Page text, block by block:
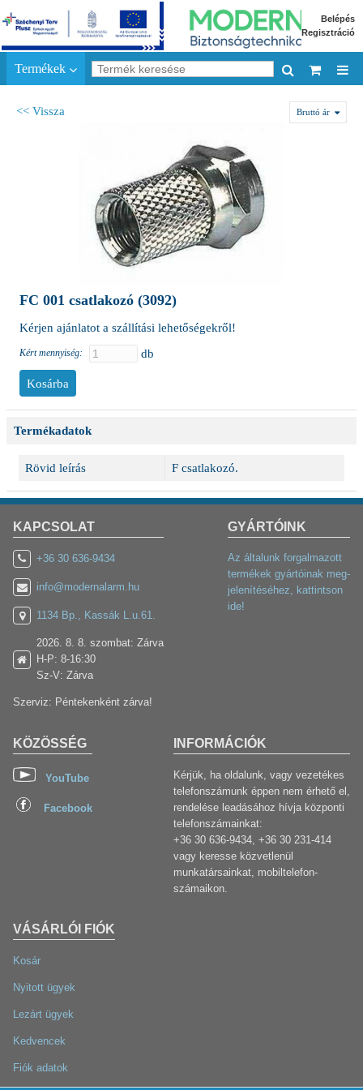
Belépés
Regisztráció
Termékek
<< Vissza Bruttó ár
FC 001 csatlakozó (3092)
Kérjen ajánlatot a szállítási lehetőségekről!
Kért mennyiség: db
Termékadatok
Rövid leírás F csatlakozó.
KAPCSOLAT
+36 30 636-9434
info@modernalarm.hu
1134 Bp., Kassák L.u.61.
2026. 8. 8. szombat: Zárva
H-P: 8-16:30
Sz-V: Zárva
Szerviz: Péntekenként zárva!
VÁSÁRLÓI FIÓK
Kosár
Nyitott ügyek
Lezárt ügyek
Kedvencek
Fiók adatok
KÖZÖSSÉG
YouTube
Facebook
INFORMÁCIÓK
Kérjük, ha oldalunk, vagy vezetékes
telefonszámunk éppen nem érhető el,
rendelése leadásához hívja központi
telefonszámainkat:
+36 30 636-9434, +36 30 231-414
vagy keresse közvetlenül
munkatársainkat, mobiltelefon-
számaikon.
GYÁRTÓINK
Az általunk forgalmazott
termékek gyártóinak meg-
jelenítéséhez, kattintson
ide!